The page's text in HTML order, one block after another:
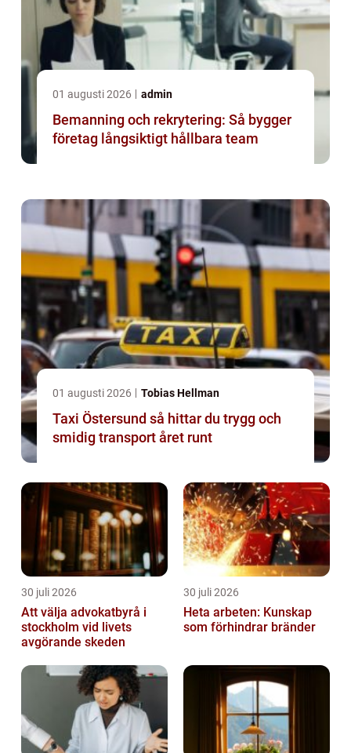
01 augusti 2026 admin
Bemanning och rekrytering: Så bygger
företag långsiktigt hållbara team
01 augusti 2026 Tobias Hellman
Taxi Östersund så hittar du trygg och
smidig transport året runt
30 juli 2026
Att välja advokatbyrå i
stockholm vid livets
avgörande skeden
30 juli 2026
Heta arbeten: Kunskap
som förhindrar bränder